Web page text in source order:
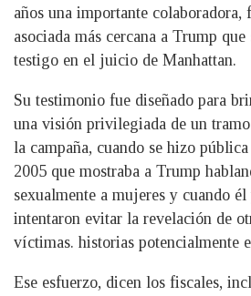
años una importante colaboradora,
asociada más cercana a Trump
testigo en el juicio de Manhattan.
Su testimonio fue diseñado para
una visión privilegiada de un
la campaña, cuando se hizo
2005 que mostraba a Trump
sexualmente a mujeres y cuando
intentaron evitar la revelación de
víctimas. historias potencialmente
Ese esfuerzo, dicen los fiscales,